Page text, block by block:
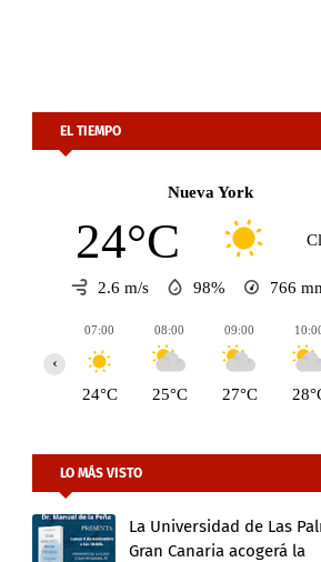
EL TIEMPO
Nueva York
24°C
2.6 m/s 98% 766
07:00
24°C
08:00
25°C
09:00
27°C
‹
LO MÁS VISTO
La Universidad de Las
Gran Canaria acogerá la